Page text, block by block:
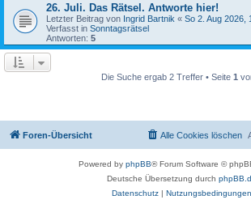
26. Juli. Das Rätsel. Antworte hier!
Letzter Beitrag von Ingrid Bartnik « So 2. Aug 2026,
Verfasst in Sonntagsrätsel
Antworten: 5
Die Suche ergab 2 Treffer • Seite 1
Foren-Übersicht Alle Cookies löschen
Powered by phpBB® Forum Software ©
Deutsche Übersetzung durch
Datenschutz| Nutzungsbedingungen